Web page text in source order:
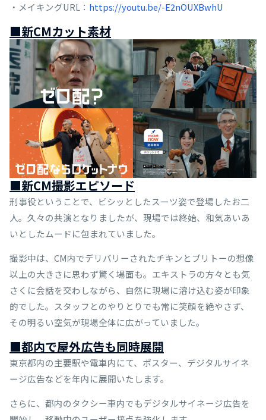
・メイキングURL： https://youtu.be/-E2nOUXBwhU
■新CMカット素材
■新CM撮影エピソード
刑事役ということで、ビシッとしたスーツ姿で登場したお二
人。久々の共演となりましたが、現場では終始、和気あいあ
いとしたムードに包まれていました。
撮影中は、CM内でデリバリーされたチキンとブリトーの想像
以上の大きさに思わず驚く場面も。エキストラの方々とも気
さくに会話を交わしながら、自然に現場に溶け込む姿が印象
的でした。スタッフとのやりとりでも常に笑顔を絶やさず、
その明るい空気が現場全体に広がっていました。
■都内で屋外広告も同時展開
東京都内の主要駅や電車内にて、ポスター、デジタルサイネ
ージ広告などを年内に展開いたします。
さらに、都内のタクシー車内でもデジタルサイネージ広告を